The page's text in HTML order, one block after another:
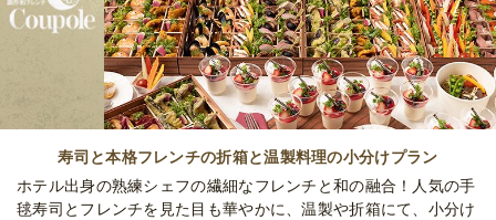
全てのプランを見る（4件）
2日前12時
最低ご注文金額 38,000円
寿司と本格フレンチの折箱と温製料理の小分けプラン
ホテル出身の熟練シェフの繊細なフレンチと和の融合！人気の手
毬寿司とフレンチを見た目も華やかに、温製や折箱にて、小分け